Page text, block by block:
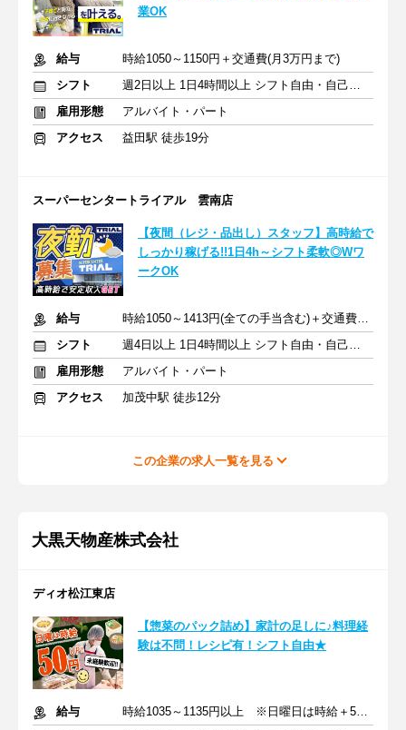
業OK
給与
時給1050～1150円＋交通費(月3万円まで)
シフト
週2日以上 1日4時間以上 シフト自由・自己申告
雇用形態
アルバイト・パート
アクセス
益田駅 徒歩19分
スーパーセンタートライアル 雲南店
【夜間（レジ・品出し）スタッフ】高時給で
しっかり稼げる!!1日4h～シフト柔軟◎Wワ
ークOK
給与
時給1050～1413円(全ての手当含む)＋交通費(月3万円まで)
シフト
週4日以上 1日4時間以上 シフト自由・自己申告
雇用形態
アルバイト・パート
アクセス
加茂中駅 徒歩12分
この企業の求人一覧を見る
大黒天物産株式会社
ディオ松江東店
【惣菜のパック詰め】家計の足しに♪料理経
験は不問！レシピ有！シフト自由★
給与
時給1035～1135円以上 ※日曜日は時給＋50円